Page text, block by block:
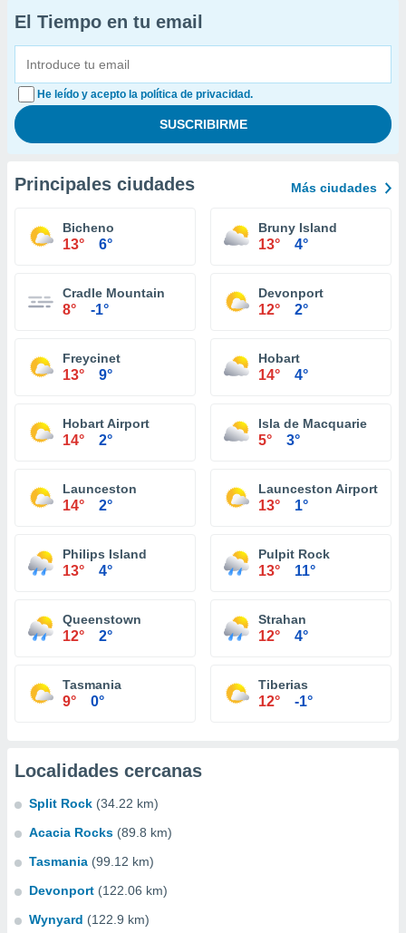
El Tiempo en tu email
He leído y acepto la política de privacidad.
Principales ciudades Más ciudades
Bicheno
13° 6°
Bruny Island
13° 4°
Cradle Mountain
8° -1°
Devonport
12° 2°
Freycinet
13° 9°
Hobart
14° 4°
Hobart Airport
14° 2°
Isla de Macquarie
5° 3°
Launceston
14° 2°
Launceston Airport
13° 1°
Philips Island
13° 4°
Pulpit Rock
13° 11°
Queenstown
12° 2°
Strahan
12° 4°
Tasmania
9° 0°
Tiberias
12° -1°
Localidades cercanas
Split Rock (34.22 km)
Acacia Rocks (89.8 km)
Tasmania (99.12 km)
Devonport (122.06 km)
Wynyard (122.9 km)